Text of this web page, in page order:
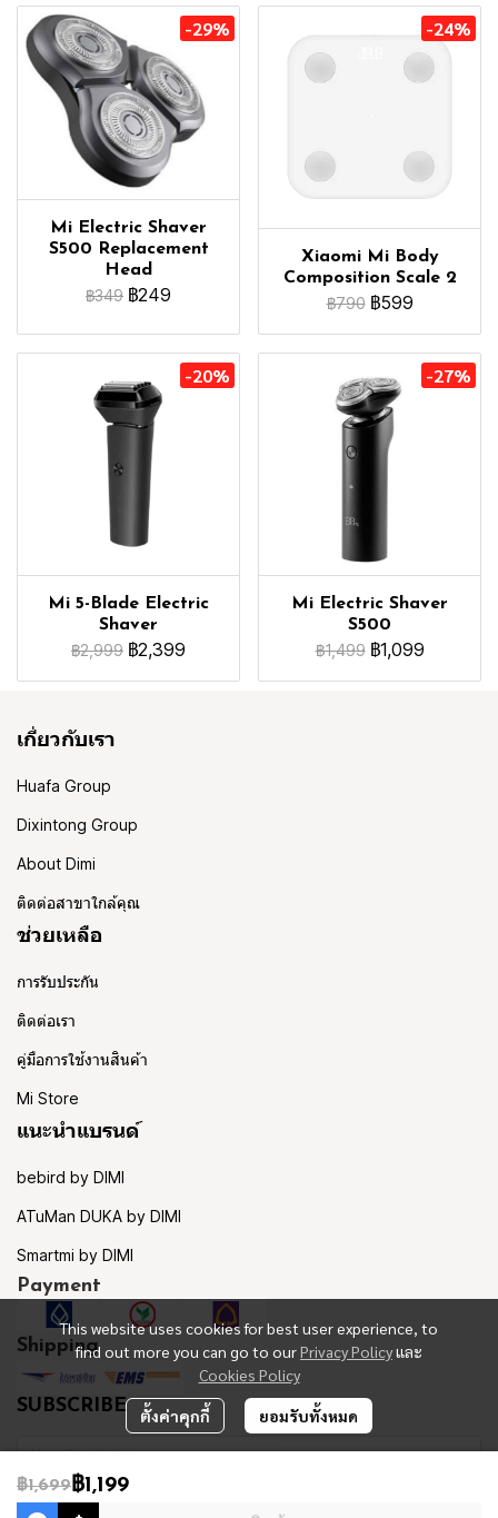
-29%
Mi Electric Shaver
S500 Replacement
Head
฿349 ฿249
-24%
Xiaomi Mi Body
Composition Scale 2
฿790 ฿599
-20%
Mi 5-Blade Electric
Shaver
฿2,999 ฿2,399
-27%
Mi Electric Shaver
S500
฿1,499 ฿1,099
฿1,699฿1,199
This website uses cookies for best user experience, to
find out more you can go to ourPrivacy Policyและ
Cookies Policy
ตั้งค่าคุกกี้ ยอมรับทั้งหมด
เกี่ยวกับเรา
Huafa Group
Dixintong Group
About Dimi
ติดต่อสาขาใกล้คุณ
ช่วยเหลือ
การรับประกัน
ติดต่อเรา
คู่มือการใช้งานสินค้า
Mi Store
แนะนำแบรนด์
bebird by DIMI
ATuMan DUKA by DIMI
Smartmi by DIMI
Payment
Shipping
SUBSCRIBE
รับข่าวสาร